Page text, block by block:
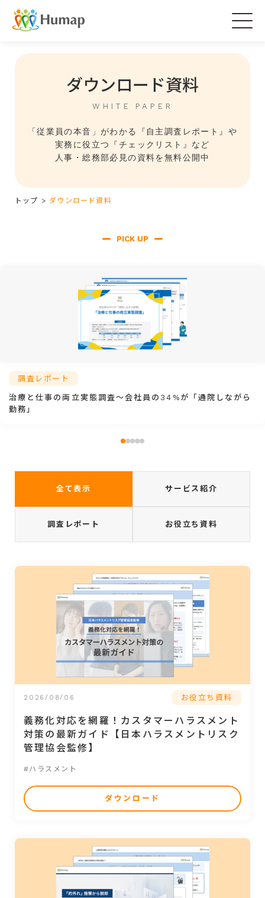
ダウンロード資料
WHITE PAPER
「従業員の本音」がわかる『自主調査レポート』や
実務に役立つ『チェックリスト』など
人事・総務部必見の資料を無料公開中
トップ > ダウンロード資料
PICK UP
調査レポート
治療と仕事の両立実態調査～会社員の34%が「通院しながら
勤務」
全て表示 サービス紹介
調査レポート お役立ち資料
2026/08/06 お役立ち資料
義務化対応を網羅！カスタマーハラスメント
対策の最新ガイド【日本ハラスメントリスク
管理協会監修】
#ハラスメント
ダウンロード